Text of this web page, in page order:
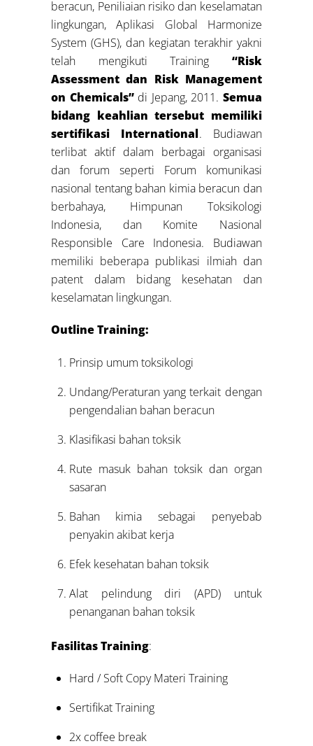
beracun, Peniliaian risiko dan keselamatan
lingkungan, Aplikasi Global Harmonize
System (GHS), dan kegiatan terakhir yakni
telah mengikuti Training “Risk
Assessment dan Risk Management
on Chemicals”di Jepang, 2011. Semua
bidang keahlian tersebut memiliki
sertifikasi International. Budiawan
terlibat aktif dalam berbagai organisasi
dan forum seperti Forum komunikasi
nasional tentang bahan kimia beracun dan
berbahaya, Himpunan Toksikologi
Indonesia, dan Komite Nasional
Responsible Care Indonesia. Budiawan
memiliki beberapa publikasi ilmiah dan
patent dalam bidang kesehatan dan
keselamatan lingkungan.
Outline Training:
Prinsip umum toksikologi
Undang/Peraturan yang terkait dengan
pengendalian bahan beracun
Klasifikasi bahan toksik
Rute masuk bahan toksik dan organ
sasaran
Bahan kimia sebagai penyebab
penyakin akibat kerja
Efek kesehatan bahan toksik
Alat pelindung diri (APD) untuk
penanganan bahan toksik
Fasilitas Training:
Hard / Soft Copy Materi Training
Sertifikat Training
2x coffee break